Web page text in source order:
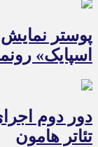
پوستر نمایش
اسپایک»
دور دوم
تئاتر هامون